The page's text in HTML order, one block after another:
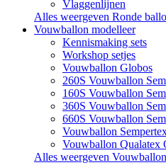
Vlaggenlijnen
Alles weergeven Ronde
Vouwballon modelleer
Kennismaking sets
Workshop setjes
Vouwballon Globos
260S Vouwballon
160S Vouwballon
360S Vouwballon
660S Vouwballon
Vouwballon
Vouwballon Qualatex
Alles weergeven